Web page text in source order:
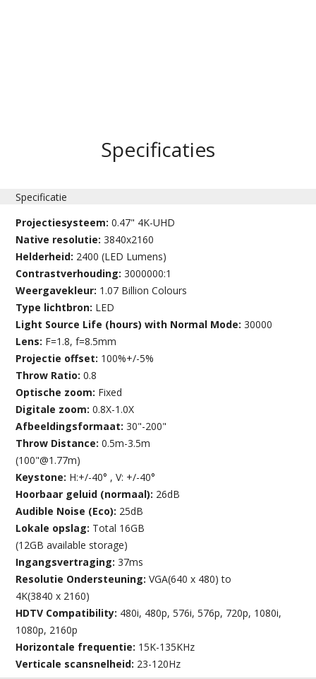
Specificaties
Specificatie
Projectiesysteem:0.47" 4K-UHD
Native resolutie:3840x2160
Helderheid: 2400 (LED Lumens)
Contrastverhouding:3000000:1
Weergavekleur: 1.07 Billion Colours
Type lichtbron: LED
Light Source Life (hours) with Normal Mode:30000
Lens: F=1.8, f=8.5mm
Projectie offset: 100%+/-5%
Throw Ratio:0.8
Optische zoom: Fixed
Digitale zoom:0.8X-1.0X
Afbeeldingsformaat:30"-200"
Throw Distance:0.5m-3.5m
(100"@1.77m)
Keystone: H:+/-40° , V: +/-40°
Hoorbaar geluid (normaal): 26dB
Audible Noise (Eco): 25dB
Lokale opslag: Total 16GB
(12GB available storage)
Ingangsvertraging:37ms
Resolutie Ondersteuning:VGA(640 x 480) to
4K(3840 x 2160)
HDTV Compatibility: 480i, 480p, 576i, 576p, 720p, 1080i,
1080p, 2160p
Horizontale frequentie: 15K-135KHz
Verticale scansnelheid: 23-120Hz